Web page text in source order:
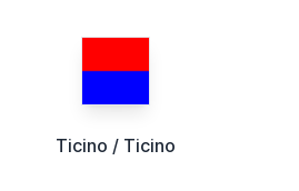
Ticino / Ticino